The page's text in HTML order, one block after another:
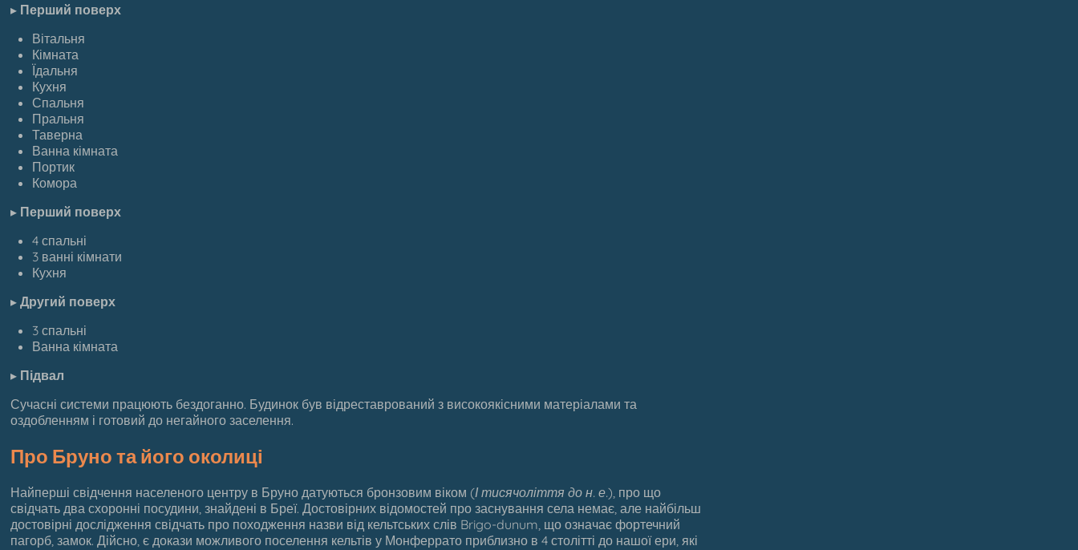
▸ Перший поверх
Вітальня
Кімната
Їдальня
Кухня
Спальня
Пральня
Таверна
Ванна кімната
Портик
Комора
▸ Перший поверх
4 спальні
3 ванні кімнати
Кухня
▸Другий поверх
3 спальні
Ванна кімната
▸ Підвал
Сучасні системи працюють бездоганно. Будинок був відреставрований з високоякісними матеріалами та
оздобленням і готовий до негайного заселення.
Про Бруно та його околиці
Найперші свідчення населеного центру в Бруно датуються бронзовим віком (І тисячоліття до н. е.), про що
свідчать два схоронні посудини, знайдені в Бреї. Достовірних відомостей про заснування села немає, але найбільш
достовірні дослідження свідчать про походження назви від кельтських слів Brigo-dunum, що означає фортечний
пагорб, замок. Дійсно, є докази можливого поселення кельтів у Монферрато приблизно в 4 столітті до нашої ери, які